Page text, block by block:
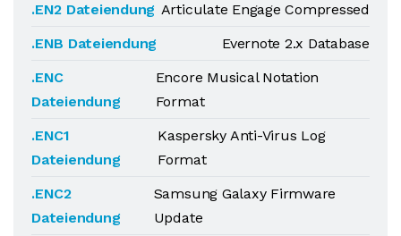
.EN2 Dateiendung Articulate Engage Compressed
.ENB Dateiendung
Evernote 2.x Database
.ENC
Dateiendung
Encore Musical Notation
Format
.ENC1
Dateiendung
Kaspersky Anti-Virus Log
Format
.ENC2
Dateiendung
Samsung Galaxy Firmware
Update